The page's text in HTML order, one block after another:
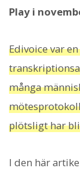
Play i
Edivoice var
många
plötsligt har
I den här